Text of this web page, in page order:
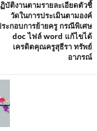
บัติงานตามรายละเอียดตัวชี้
วัดในการประเมินตามองค์
ะกอบการย้ายครู กรณีพิเศษ
doc ไฟล์ word แก้ไขได้
เครดิตคุณครูสุธีรา ทรัพย์
อาภรณ์